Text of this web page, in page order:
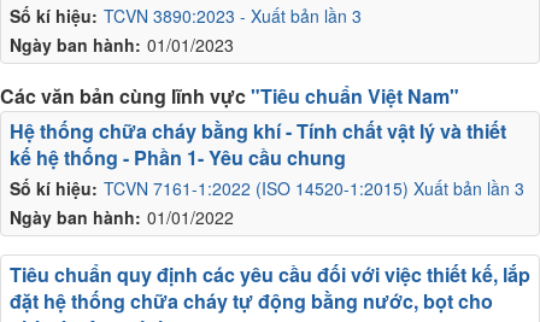
Số kí hiệu: TCVN 3890:2023 - Xuất bản lần 3
Ngày ban hành: 01/01/2023
Các văn bản cùng lĩnh vực"Tiêu chuẩn Việt Nam"
Số kí hiệu: TCVN 7161-1:2022 (ISO 14520-1:2015) Xuất bản lần 3
Ngày ban hành: 01/01/2022
Hệ thống chữa cháy bằng khí - Tính chất vật lý và thiết
kế hệ thống - Phần 1- Yêu cầu chung
Tiêu chuẩn quy định các yêu cầu đối với việc thiết kế, lắp
đặt hệ thống chữa cháy tự động bằng nước, bọt cho